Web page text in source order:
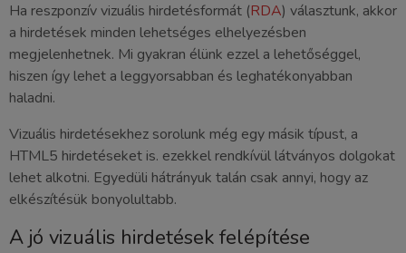
Ha reszponzív vizuális hirdetésformát (RDA) választunk, akkor
a hirdetések minden lehetséges elhelyezésben
megjelenhetnek. Mi gyakran élünk ezzel a lehetőséggel,
hiszen így lehet a leggyorsabban és leghatékonyabban
haladni.
Vizuális hirdetésekhez sorolunk még egy másik típust, a
HTML5 hirdetéseket is. ezekkel rendkívül látványos dolgokat
lehet alkotni. Egyedüli hátrányuk talán csak annyi, hogy az
elkészítésük bonyolultabb.
A jó vizuális hirdetések felépítése